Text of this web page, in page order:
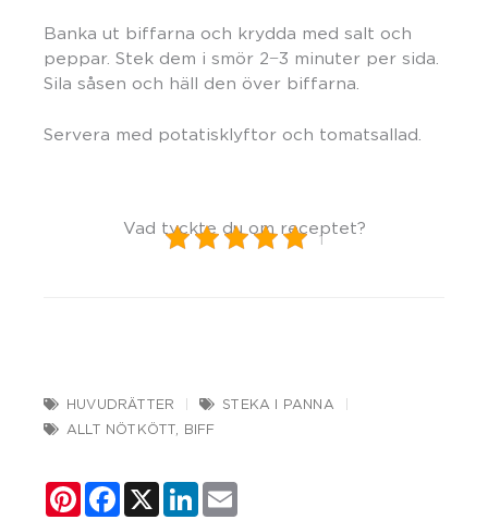
Banka ut biffarna och krydda med salt och
peppar. Stek dem i smör 2−3 minuter per sida.
Sila såsen och häll den över biffarna.
Servera med potatisklyftor och tomatsallad.
Vad tyckte du om receptet?
1
HUVUDRÄTTER
STEKA I PANNA
ALLT NÖTKÖTT
BIFF
PinterestFacebook
X LinkedIn